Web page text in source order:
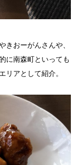
きおーがんさんや、
に南森町といっても
リアとして紹介。